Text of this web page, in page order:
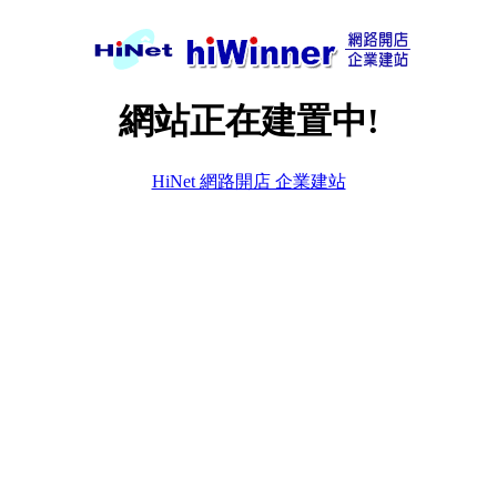
網站正在建置中!
HiNet 網路開店 企業建站